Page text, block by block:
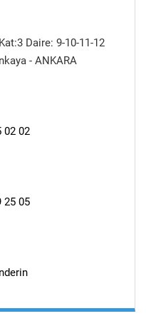
Daire: 9-10-11-12
- ANKARA
02 02
25 05